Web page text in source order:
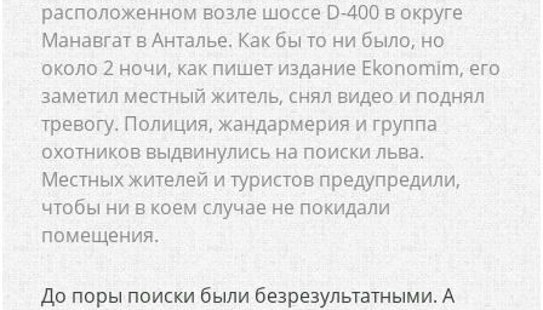
расположенном возле шоссе D-400 в округе
Манавгат в Анталье. Как бы то ни было, но
около 2 ночи, как пишет издание Ekonomim, его
заметил местный житель, снял видео и поднял
тревогу. Полиция, жандармерия и группа
охотников выдвинулись на поиски льва.
Местных жителей и туристов предупредили,
чтобы ни в коем случае не покидали
помещения.
До поры поиски были безрезультатными. А